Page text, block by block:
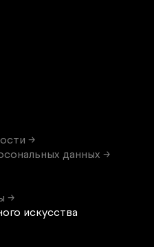
→
данных →
→
искусства